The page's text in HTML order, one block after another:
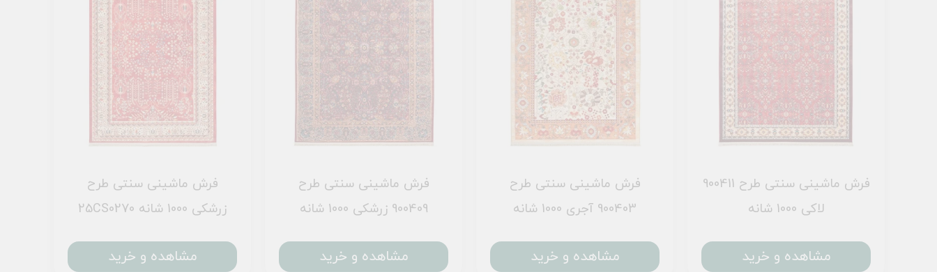
فرش ماشینی سنتی طرح
25CS0270 زرشکی 1000 شانه
مشاهده و خرید
فرش ماشینی سنتی طرح
900409 زرشکی 1000 شانه
مشاهده و خرید
فرش ماشینی سنتی طرح
900403 آجری 1000 شانه
مشاهده و خرید
فرش ماشینی سنتی طرح 900411
لاکی 1000 شانه
مشاهده و خرید